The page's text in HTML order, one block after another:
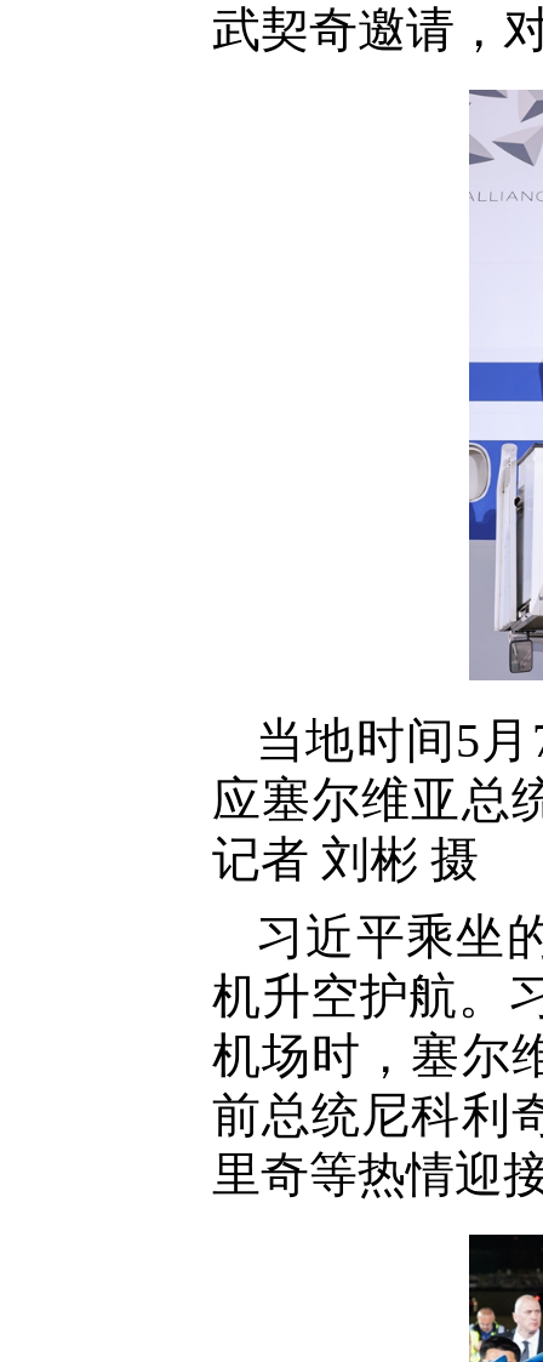
武契奇邀请，
当地时间5
应塞尔维亚总
记者 刘彬 摄
习近平乘坐
机升空护航。
机场时，塞尔
前总统尼科利
里奇等热情迎